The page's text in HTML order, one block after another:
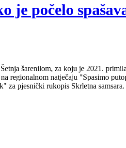
počelo
šarenilom, za koju je 2021.
regionalnom natječaju "Spasimo
pjesnički rukopis Skrletna